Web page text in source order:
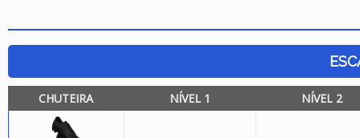
CHUTEIRA NÍVEL 1 NÍVEL 2